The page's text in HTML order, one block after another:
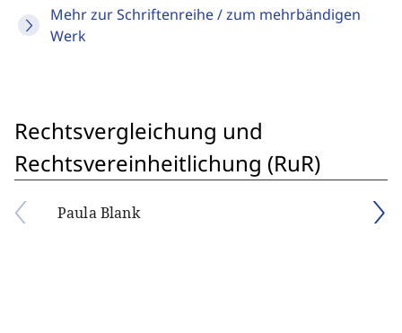
Mehr zur Schriftenreihe / zum mehrbändigen
Werk
Rechtsvergleichung und
Rechtsvereinheitlichung (RuR)
Paula Blank